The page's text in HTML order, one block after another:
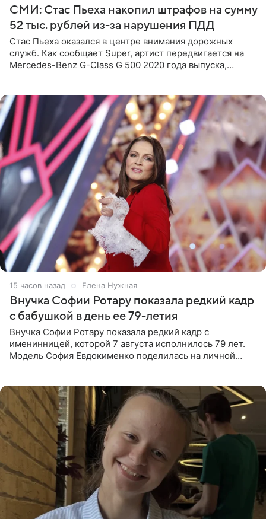
СМИ: Стас Пьеха накопил штрафов на сумму
52 тыс. рублей из-за нарушения ПДД
Стас Пьеха оказался в центре внимания дорожных
служб. Как сообщает Super, артист передвигается на
Mercedes-Benz G-Class G 500 2020 года выпуска,
15 часов назад Елена Нужная
Внучка Софии Ротару показала редкий кадр
с бабушкой в день ее 79-летия
Внучка Софии Ротару показала редкий кадр с
именинницей, которой 7 августа исполнилось 79 лет.
Модель София Евдокименко поделилась на личной